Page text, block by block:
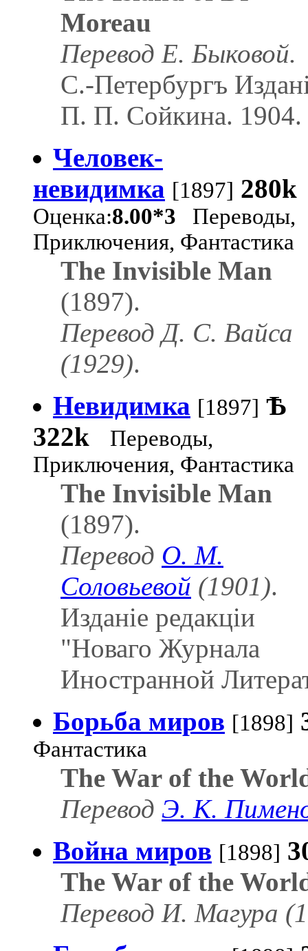
Moreau
Перевод Е. Быковой.
С.-Петербургъ
П. П. Сойкина. 1904.
Человек-
невидимка [1897] 280k
Оценка:8.00*3 Переводы,
Приключения, Фантастика
The Invisible Man
(1897).
Перевод Д. С. Вайса
(1929).
Невидимка [1897] Ѣ
322k
Переводы,
Приключения, Фантастика
The Invisible Man
(1897).
Перевод О. М.
Соловьевой (1901).
Изданіе редакціи
"Новаго Журнала
Иностранной
Борьба миров [1898]
Фантастика
The War of the
Перевод Э. К.
Война миров [1898]
The War of the
Перевод И. Магура